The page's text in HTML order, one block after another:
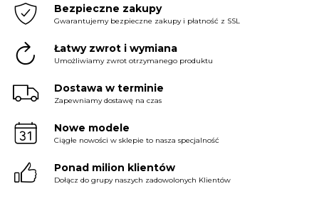
Bezpieczne zakupy
Gwarantujemy bezpieczne zakupy i płatność z SSL
Łatwy zwrot i wymiana
Umożliwiamy zwrot otrzymanego produktu
Dostawa w terminie
Zapewniamy dostawę na czas
Nowe modele
Ciągłe nowości w sklepie to nasza specjalność
Ponad milion klientów
Dołącz do grupy naszych zadowolonych Klientów